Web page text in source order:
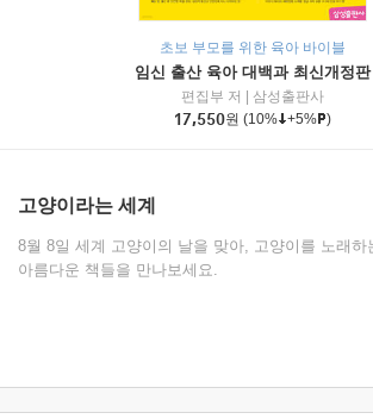
초보 부모를 위한 육아 바이블
임신 출산 육아 대백과 최신개정판
편집부 저
삼성출판사
17,550원 (10% +5% )
고양이라는 세계
8월 8일 세계 고양이의 날을 맞아, 고양이를 노래하
아름다운 책들을 만나보세요.